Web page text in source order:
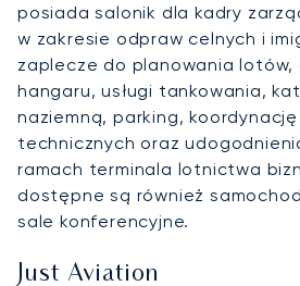
posiada salonik dla kadry
w zakresie odpraw celnych i
zaplecze do planowania
hangaru, usługi tankowania,
naziemną, parking,
technicznych oraz
ramach terminala lotnictwa
dostępne są również
sale konferencyjne.
Just Aviation